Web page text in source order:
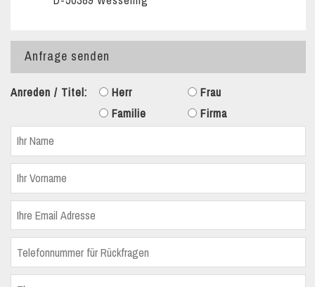
Anfrage senden
Anreden / Titel: Herr
Frau
Familie
Firma